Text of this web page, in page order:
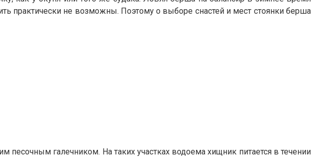
практически не возможны. Поэтому о выборе снастей и мест стоянки берша
галечником. На таких участках водоема хищник питается в течении